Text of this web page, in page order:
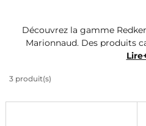
Découvrez la gamme
Marionnaud. Des produits
des cheveux longs et
Offrez à vos cheveux le
3 produit(s)